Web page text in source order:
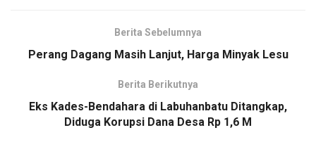
Berita Sebelumnya
Perang Dagang Masih Lanjut, Harga Minyak Lesu
Berita Berikutnya
Eks Kades-Bendahara di Labuhanbatu Ditangkap,
Diduga Korupsi Dana Desa Rp 1,6 M